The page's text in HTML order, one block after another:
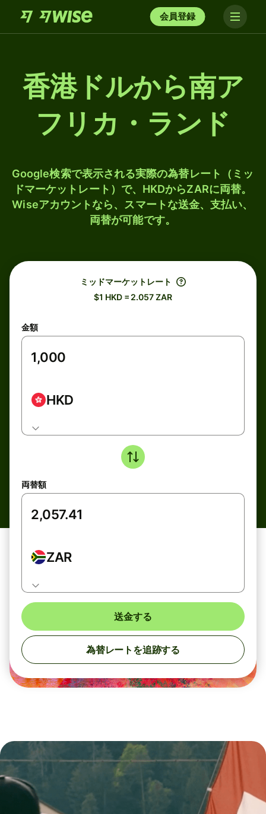
会員登録
香港ドルから南ア
フリカ・ランド
Google検索で表示される実際の為替レート（ミッ
ドマーケットレート）で、HKDからZARに両替。
Wiseアカウントなら、スマートな送金、支払い、
両替が可能です。
ミッドマーケットレート
$1 HKD = 2.057 ZAR
金額
HKD
両替額
ZAR
送金する
為替レートを追跡する